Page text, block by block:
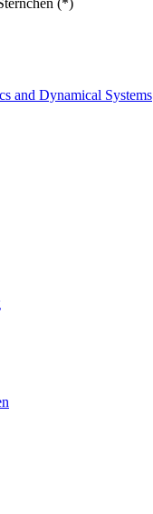
and Dynamical Systems